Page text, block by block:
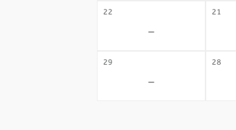
21
22
-
28
29
-